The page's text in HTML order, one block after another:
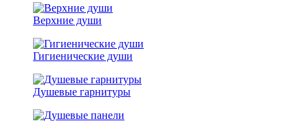
Верхние души
Гигиенические души
Душевые гарнитуры